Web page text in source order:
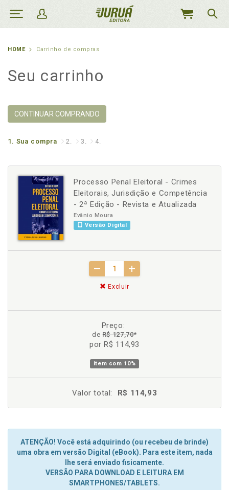
MEU
HOME Carrinho de compras
Seu carrinho
CONTINUAR COMPRANDO
1. Sua compra 2. 3. 4.
Processo Penal Eleitoral - Crimes
Eleitorais, Jurisdição e Competência
- 2ª Edição - Revista e Atualizada
Evânio Moura
Versão Digital
Excluir
Preço:
deR$ 127,70*
por R$ 114,93
item com 10%
Valor total: R$ 114,93
ATENÇÃO! Você está adquirindo (ou recebeu de brinde)
uma obra em versão Digital (eBook). Para este item, nada
lhe será enviado fisicamente.
VERSÃO PARA DOWNLOAD E LEITURA EM
SMARTPHONES/TABLETS.